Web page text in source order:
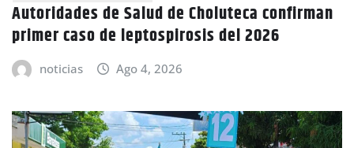
Autoridades de Salud de Choluteca confirman
primer caso de leptospirosis del 2026
noticias Ago 4, 2026